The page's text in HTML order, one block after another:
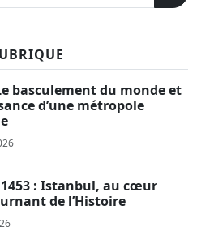
basculement du monde et
d’une métropole
: Istanbul, au cœur
de l’Histoire